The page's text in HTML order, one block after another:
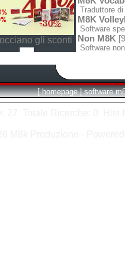
gli sconti
Traduttore
M8K
Software
Non M8K
Software
[ homepage | software